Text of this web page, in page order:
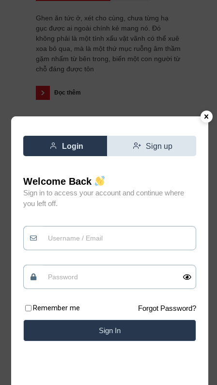
Ghen ăn tức ở, xét cho cùng, chưa từng hạ
gục được ai ngoài chính kẻ mang nó. Đó
không phải là một tính xấu vặt vãnh có thể xuê
xoa bỏ qua, mà là một thứ mục ruỗng âm thầm
gặm nhấm từ bên trong, biến một con người từ
chỗ đáng được tôn
Đọc thêm
Đừng vì gặp vài người không
xứng đáng mà đánh mất niềm
Quan điểm 09/07/2026
Có những lúc, sống “chua” một chút mới giữ
tâm hồn đang tìm kiếm sự bình yên. Chào
Login Sign up
Welcome Back
Sign in to access your account and continue where
you left off.
Remember me Forgot Password?
Sign In